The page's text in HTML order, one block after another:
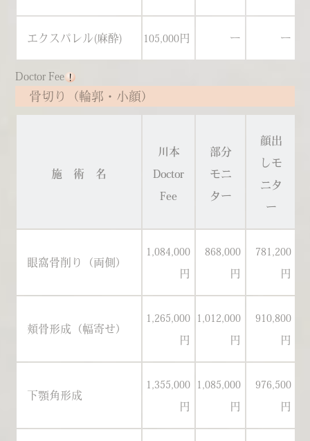
エクスパレル(麻酔) 105,000円 ー ー
Doctor Fee
骨切り（輪郭・小顔）
施 術 名
川本
Doctor
Fee
部分
モニ
ター
顔出
しモ
ニタ
ー
眼窩骨削り（両側）
1,084,000
円
868,000
円
781,200
円
頬骨形成（幅寄せ）
1,265,000
円
1,012,000
円
910,800
円
下顎角形成
1,355,000
円
1,085,000
円
976,500
円